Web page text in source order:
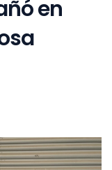
en